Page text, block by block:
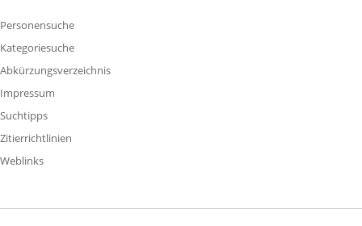
Personensuche
Kategoriesuche
Abkürzungsverzeichnis
Impressum
Suchtipps
Zitierrichtlinien
Weblinks